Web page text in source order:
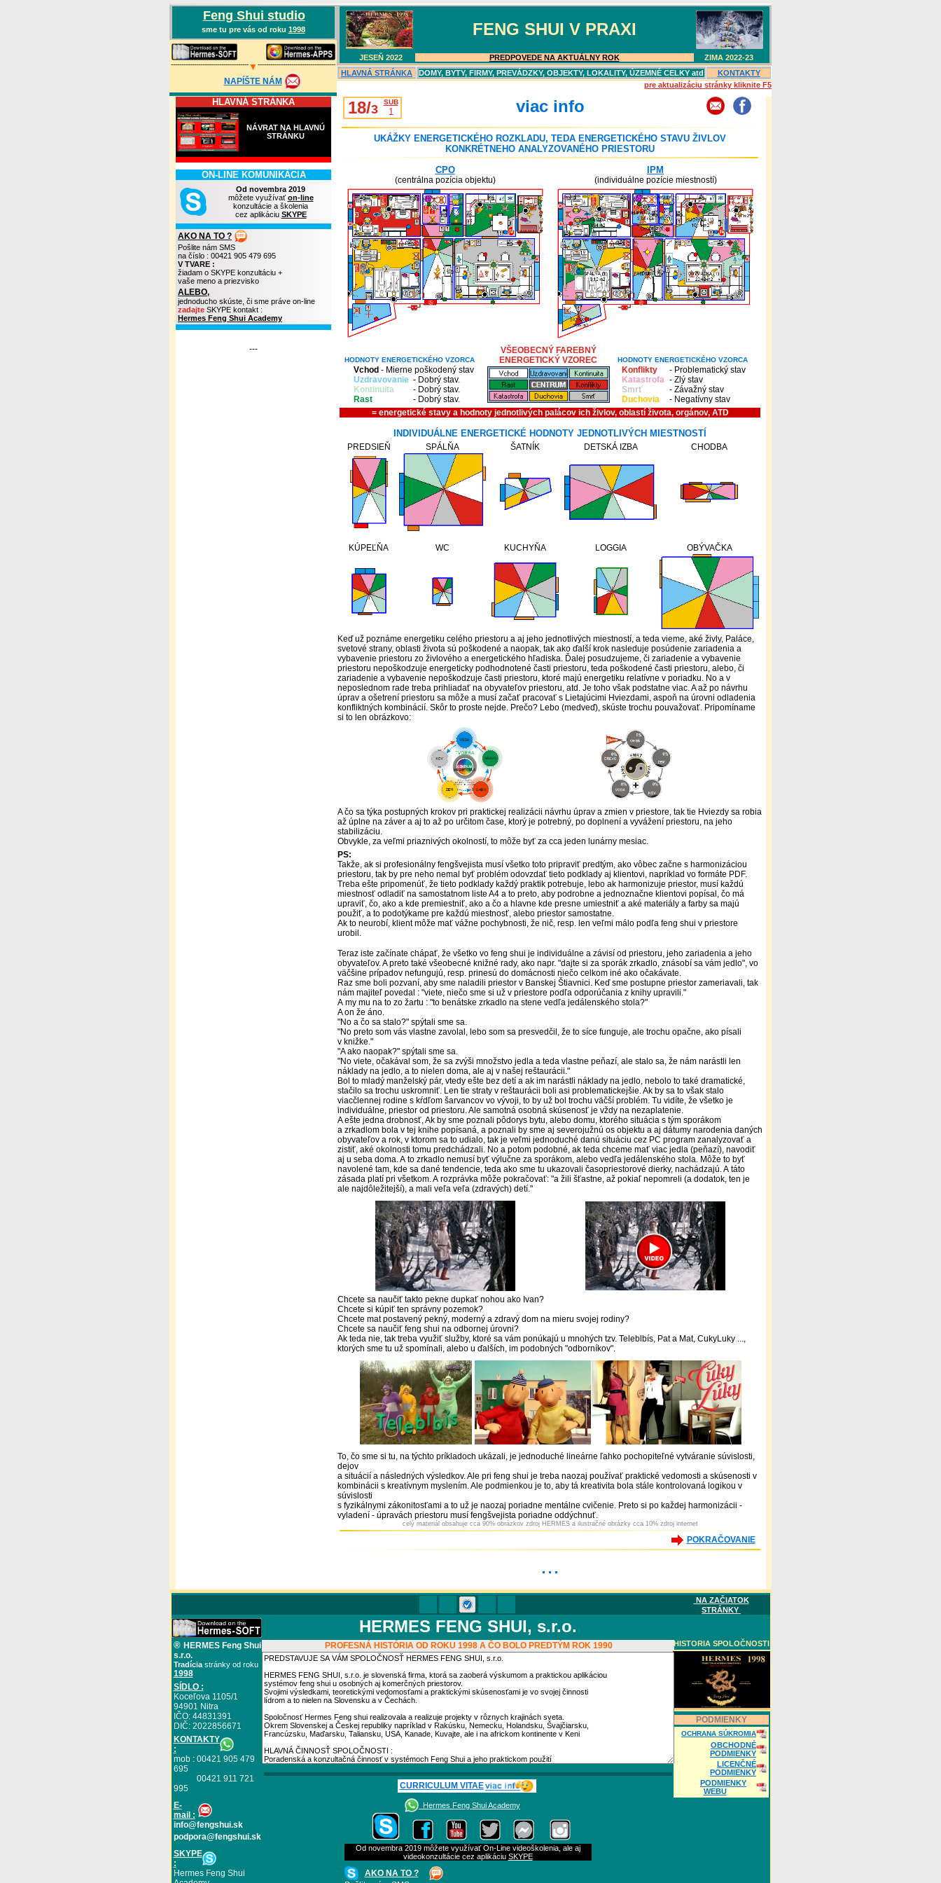
Feng Shui studio
sme tu pre vás od roku 1998
-------------------------------------▼ -------------------------------------
NAPÍŠTE NÁM
FENG SHUI V PRAXI
JESEŇ 2022 PREDPOVEDE NA AKTUÁLNY ROK
ZIMA 2022-23
HLAVNÁ STRÁNKA DOMY, BYTY, FIRMY, PREVÁDZKY, OBJEKTY, LOKALITY, ÚZEMNÉ CELKY atd
KONTAKTY
pre aktualizáciu stránky kliknite F5
HLAVNÁ STRÁNKA
NÁVRAT NA HLAVNÚ
STRÁNKU
ON-LINE KOMUNIKÁCIA
Od novembra 2019
môžete využívaťon-line
konzultácie a školenia
cez aplikáciu SKYPE
AKO NA TO ?
Pošlite nám SMS
na číslo : 00421 905 479 695
V TVARE :
žiadam o SKYPE konzultáciu +
vaše meno a priezvisko
ALEBO,
jednoducho skúste, či sme práve on-line
zadajte SKYPE kontakt :
Hermes Feng Shui Academy
---
18/3
SUB
1 viac info
UKÁŽKY ENERGETICKÉHO ROZKLADU, TEDA ENERGETICKÉHO STAVU ŽIVLOV
KONKRÉTNEHO ANALYZOVANÉHO PRIESTORU
CPO
(centrálna pozícia objektu)
IPM
(individuálne pozície miestností)
VŠEOBECNÝ FAREBNÝ
HODNOTY ENERGETICKÉHO VZORCA ENERGETICKÝ VZOREC HODNOTY ENERGETICKÉHO VZORCA
Vchod - Mierne poškodený stav
Uzdravovanie - Dobrý stav.
Kontinuita
- Dobrý stav.
Rast
- Dobrý stav.
Konflikty
- Problematický stav
Katastrofa - Zlý stav
Smrť
- Závažný stav
Duchovia
- Negatívny stav
= energetické stavy a hodnoty jednotlivých palácov ich živlov, oblastí života, orgánov, ATD
INDIVIDUÁLNE ENERGETICKÉ HODNOTY JEDNOTLIVÝCH MIESTNOSTÍ
PREDSIEŇ SPÁLŇA ŠATNÍK DETSKÁ IZBA CHODBA
KÚPEĽŇA WC KUCHYŇA LOGGIA OBÝVAČKA
Keď už poznáme energetiku celého priestoru a aj jeho jednotlivých miestností, a teda vieme, aké živly, Paláce,
svetové strany, oblasti života sú poškodené a naopak, tak ako ďalší krok nasleduje posúdenie zariadenia a
vybavenie priestoru zo živlového a energetického hľadiska. Ďalej posudzujeme, či zariadenie a vybavenie
priestoru nepoškodzuje energeticky podhodnotené časti priestoru, teda poškodené časti priestoru, alebo, či
zariadenie a vybavenie nepoškodzuje časti priestoru, ktoré majú energetiku relatívne v poriadku. No a v
neposlednom rade treba prihliadať na obyvateľov priestoru, atd. Je toho však podstatne viac. A až po návrhu
úprav a ošetrení priestoru sa môže a musí začať pracovať s Lietajúcimi Hviezdami, aspoň na úrovni odladenia
konfliktných kombinácií. Skôr to proste nejde. Prečo? Lebo (medveď), skúste trochu pouvažovať. Pripomíname
si to len obrázkovo:
A čo sa týka postupných krokov pri praktickej realizácii návrhu úprav a zmien v priestore, tak tie Hviezdy sa robia
až úplne na záver a aj to až po určitom čase, ktorý je potrebný, po doplnení a vyvážení priestoru, na jeho
stabilizáciu.
Obvykle, za veľmi priaznivých okolností, to môže byť za cca jeden lunárny mesiac.
PS:
Takže, ak si profesionálny fengšvejista musí všetko toto pripraviť predtým, ako vôbec začne s harmonizáciou
priestoru, tak by pre neho nemal byť problém odovzdať tieto podklady aj klientovi, napríklad vo formáte PDF.
Treba ešte pripomenúť, že tieto podklady každý praktik potrebuje, lebo ak harmonizuje priestor, musí každú
miestnosť odladiť na samostatnom liste A4 a to preto, aby podrobne a jednoznačne klientovi popísal, čo má
upraviť, čo, ako a kde premiestniť, ako a čo a hlavne kde presne umiestniť a aké materiály a farby sa majú
použiť, a to podotýkame pre každú miestnosť, alebo priestor samostatne.
Ak to neurobí, klient môže mať vážne pochybnosti, že nič, resp. len veľmi málo podľa feng shui v priestore
urobil.
Teraz iste začínate chápať, že všetko vo feng shui je individuálne a závisí od priestoru, jeho zariadenia a jeho
obyvateľov. A preto také všeobecné knižné rady, ako napr. "dajte si za sporák zrkadlo, znásobí sa vám jedlo", vo
väčšine prípadov nefungujú, resp. prinesú do domácnosti niečo celkom iné ako očakávate.
Raz sme boli pozvaní, aby sme naladili priestor v Banskej Štiavnici. Keď sme postupne priestor zameriavali, tak
nám majiteľ povedal : "viete, niečo sme si už v priestore podľa odporúčania z knihy upravili."
A my mu na to zo žartu : "to benátske zrkadlo na stene vedľa jedálenského stola?"
A on že áno.
"No a čo sa stalo?" spýtali sme sa.
"No preto som vás vlastne zavolal, lebo som sa presvedčil, že to síce funguje, ale trochu opačne, ako písali
v knižke."
"A ako naopak?" spýtali sme sa.
"No viete, očakával som, že sa zvýši množstvo jedla a teda vlastne peňazí, ale stalo sa, že nám narástli len
náklady na jedlo, a to nielen doma, ale aj v našej reštaurácii."
Bol to mladý manželský pár, vtedy ešte bez detí a ak im narástli náklady na jedlo, nebolo to také dramatické,
stačilo sa trochu uskromniť. Len tie straty v reštaurácii boli asi problematickejšie. Ak by sa to však stalo
viacčlennej rodine s kŕdľom šarvancov vo vývoji, to by už bol trochu väčší problém. Tu vidíte, že všetko je
individuálne, priestor od priestoru. Ale samotná osobná skúsenosť je vždy na nezaplatenie.
A ešte jedna drobnosť, Ak by sme poznali pôdorys bytu, alebo domu, ktorého situácia s tým sporákom
a zrkadlom bola v tej knihe popísaná, a poznali by sme aj severojužnú os objektu a aj dátumy narodenia daných
obyvateľov a rok, v ktorom sa to udialo, tak je veľmi jednoduché danú situáciu cez PC program zanalyzovať a
zistiť, aké okolnosti tomu predchádzali. No a potom podobné, ak teda chceme mať viac jedla (peňazí), navodiť
aj u seba doma. A to zrkadlo nemusí byť výlučne za sporákom, alebo vedľa jedálenského stola. Môže to byť
navolené tam, kde sa dané tendencie, teda ako sme tu ukazovali časopriestorové dierky, nachádzajú. A táto
zásada platí pri všetkom. A rozprávka môže pokračovať: "a žili šťastne, až pokiaľ nepomreli (a dodatok, ten je
ale najdôležitejší), a mali veľa veľa (zdravých) detí."
Chcete sa naučiť takto pekne dupkať nohou ako Ivan?
Chcete si kúpiť ten správny pozemok?
Chcete mat postavený pekný, moderný a zdravý dom na mieru svojej rodiny?
Chcete sa naučiť feng shui na odbornej úrovni?
Ak teda nie, tak treba využiť služby, ktoré sa vám ponúkajú u mnohých tzv. Teleblbís, Pat a Mat, CukyLuky ...,
ktorých sme tu už spomínali, alebo u ďalších, im podobných "odborníkov".
To, čo sme si tu, na týchto príkladoch ukázali, je jednoduché lineárne ľahko pochopiteľné vytváranie súvislosti,
dejov
a situácií a následných výsledkov. Ale pri feng shui je treba naozaj používať praktické vedomosti a skúsenosti v
kombinácii s kreatívnym myslením. Ale podmienkou je to, aby tá kreativita bola stále kontrolovaná logikou v
súvislosti
s fyzikálnymi zákonitosťami a to už je naozaj poriadne mentálne cvičenie. Preto si po každej harmonizácii -
vyladení - úpravách priestoru musí fengšvejista poriadne oddýchnuť.
celý materiál obsahuje cca 90% obrázkov zdroj HERMES a ilustračné obrázky cca 10% zdroj internet
POKRAČOVANIE
...
NA ZAČIATOK
STRÁNKY
® HERMES Feng Shui
s.r.o.
Tradíciastránky od roku
1998
SÍDLO :
Koceľova 1105/1
94901 Nitra
IČO: 44831391
DIČ: 2022856671
KONTAKTY
:
mob : 00421 905 479
695
00421 911 721
995
E-
mail :
info@fengshui.sk
podpora@fengshui.sk
SKYPE
:
Hermes Feng Shui
HERMES FENG SHUI, s.r.o.
PROFESNÁ HISTÓRIA OD ROKU 1998 A ČO BOLO PREDTÝM ROK 1990
CURRICULUM VITAE
Hermes Feng Shui Academy
Od novembra 2019 môžete využívať On-Line videoškolenia, ale aj
videokonzultácie cez aplikáciu SKYPE
AKO NA TO ?
HISTORIA SPOLOČNOSTI
PODMIENKY
OCHRANA SÚKROMIA
OBCHODNÉ
PODMIENKY
LICENČNÉ
PODMIENKY
PODMIENKY
WEBU